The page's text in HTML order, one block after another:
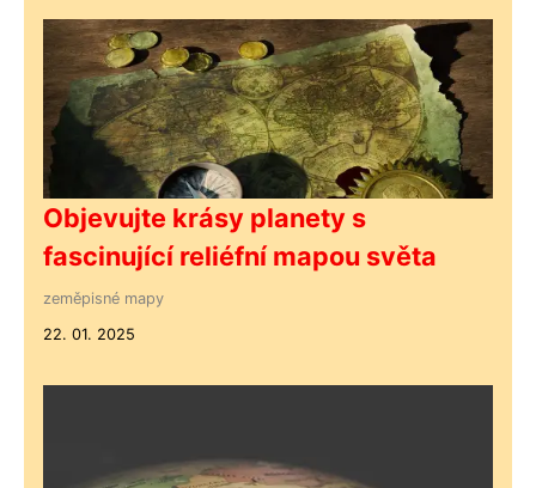
Objevujte krásy planety s
fascinující reliéfní mapou světa
zeměpisné mapy
22. 01. 2025